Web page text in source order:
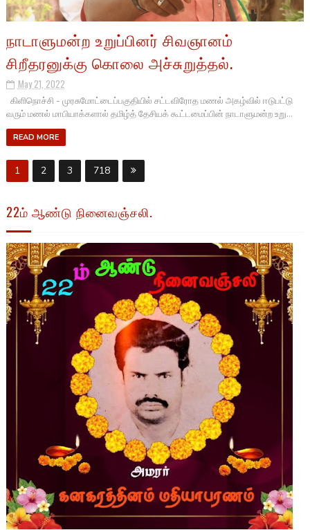
நாடாளுமன்ற உறுப்பினர் சிவஞானம்
சிறீதரனுக்கு கொலை அச்சுறுத்தல்.
May 21, 2022
கிளிநொச்சி - முரசுமோட்டைப்பகுதியில் சட்டவிரோத மணல் அகழ்வில் ஈடுபட்டு
வரும் மணல் மாபியாக்களால் தமிழ்த் தேசியக் கூட்டமைப்பின் நாடாளுமன்ற உறு...
READ MORE
1 2 3 718
22ம் ஆண்டு நினைவஞ்சலி.